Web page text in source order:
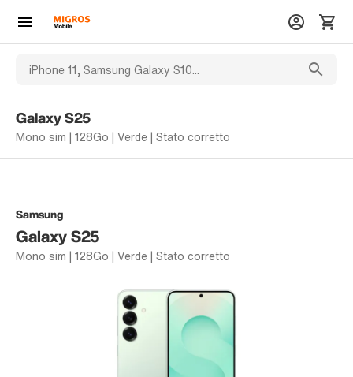
Galaxy S25
Mono sim | 128Go | Verde | Stato corretto
Samsung
Galaxy S25
Mono sim | 128Go | Verde | Stato corretto